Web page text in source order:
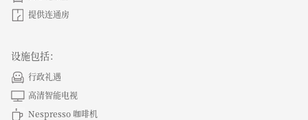
提供连通房
设施包括：
行政礼遇
高清智能电视
Nespresso 咖啡机